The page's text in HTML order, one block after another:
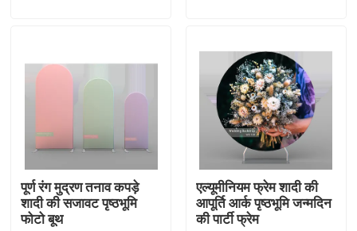
हमसे संपर्क करें
सभी मामलों
व्यापार शो प्रदर्शनी प्रदर्शन
पूर्ण रंग मुद्रण तनाव कपड़े
शादी की सजावट पृष्ठभूमि
फोटो बूथ
एल्यूमीनियम फ्रेम शादी की
आपूर्ति आर्क पृष्ठभूमि जन्मदिन
की पार्टी फ्रेम